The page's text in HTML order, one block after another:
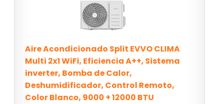
Aire Acondicionado Split EVVO CLIMA
Multi 2x1 WiFi, Eficiencia A++, Sistema
inverter, Bomba de Calor,
Deshumidificador, Control Remoto,
Color Blanco, 9000 + 12000 BTU